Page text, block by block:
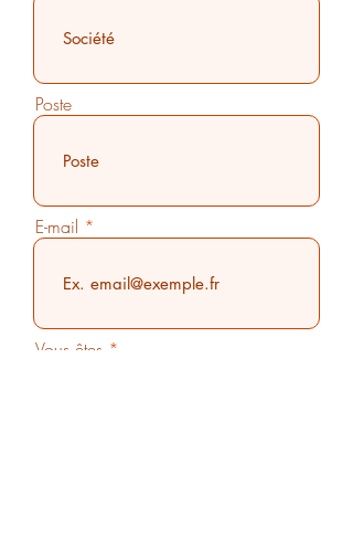
Poste
E-mail
Vous êtes